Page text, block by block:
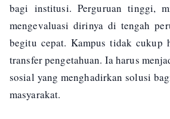
bagi institusi. Perguruan tinggi,
mengevaluasi dirinya di tengah
begitu cepat. Kampus tidak cukup
transfer pengetahuan. Ia harus
sosial yang menghadirkan solusi
masyarakat.